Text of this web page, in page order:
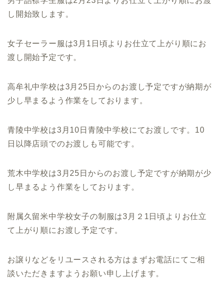
し開始致します。
女子セーラー服は3月1日頃よりお仕立て上がり順にお
渡し開始予定です。
高牟礼中学校は3月25日からのお渡し予定ですが納期が
少し早まるよう作業をしております。
青陵中学校は3月10日青陵中学校にてお渡しです。10
日以降店頭でのお渡しも可能です。
荒木中学校は3月25日からのお渡し予定ですが納期が少
し早まるよう作業をしております。
附属久留米中学校女子の制服は3月２1日頃よりお仕立
て上がり順にお渡し予定です。
お譲りなどをリユースされる方はまずお電話にてご相
談いただきますようお願い申し上げます。